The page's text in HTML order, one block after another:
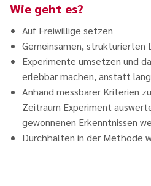
Wie geht es?
Auf Freiwillige setzen
Gemeinsamen, strukturierten
Experimente umsetzen und
erlebbar machen, anstatt
Anhand messbarer Kriterien
Zeitraum Experiment
gewonnenen Erkenntnissen
Durchhalten in der Methode